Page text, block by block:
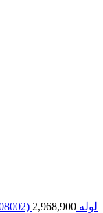
لوله X5-XU7-405-TPCO(1204108002) 2,968,900